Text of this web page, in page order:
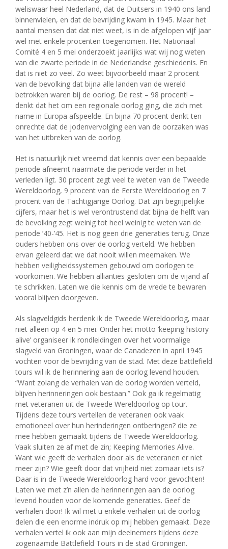
weliswaar heel Nederland, dat de Duitsers in 1940 ons land
binnenvielen, en dat de bevrijding kwam in 1945. Maar het
aantal mensen dat dat niet weet, is in de afgelopen vijf jaar
wel met enkele procenten toegenomen. Het Nationaal
Comité 4 en 5 mei onderzoekt jaarlijks wat wij nog weten
van die zwarte periode in de Nederlandse geschiedenis. En
dat is niet zo veel. Zo weet bijvoorbeeld maar 2 procent
van de bevolking dat bijna alle landen van de wereld
betrokken waren bij de oorlog. De rest – 98 procent! –
denkt dat het om een regionale oorlog ging, die zich met
name in Europa afspeelde. En bijna 70 procent denkt ten
onrechte dat de jodenvervolging een van de oorzaken was
van het uitbreken van de oorlog.
Het is natuurlijk niet vreemd dat kennis over een bepaalde
periode afneemt naarmate die periode verder in het
verleden ligt. 30 procent zegt veel te weten van de Tweede
Wereldoorlog, 9 procent van de Eerste Wereldoorlog en 7
procent van de Tachtigjarige Oorlog. Dat zijn begrijpelijke
cijfers, maar het is wel verontrustend dat bijna de helft van
de bevolking zegt weinig tot heel weinig te weten van de
periode ’40-’45. Het is nog geen drie generaties terug. Onze
ouders hebben ons over de oorlog verteld. We hebben
ervan geleerd dat we dat nooit willen meemaken. We
hebben veiligheidssystemen gebouwd om oorlogen te
voorkomen. We hebben allianties gesloten om de vijand af
te schrikken. Laten we die kennis om de vrede te bewaren
vooral blijven doorgeven.
Als slagveldgids herdenk ik de Tweede Wereldoorlog, maar
niet alleen op 4 en 5 mei. Onder het motto ‘keeping history
alive’ organiseer ik rondleidingen over het voormalige
slagveld van Groningen, waar de Canadezen in april 1945
vochten voor de bevrijding van de stad. Met deze battlefield
tours wil ik de herinnering aan de oorlog levend houden.
“Want zolang de verhalen van de oorlog worden verteld,
blijven herinneringen ook bestaan.” Ook ga ik regelmatig
met veteranen uit de Tweede Wereldoorlog op tour.
Tijdens deze tours vertellen de veteranen ook vaak
emotioneel over hun herinderingen ontberingen? die ze
mee hebben gemaakt tijdens de Tweede Wereldoorlog.
Vaak sluiten ze af met de zin; Keeping Memories Alive.
Want wie geeft de verhalen door als de veteranen er niet
meer zijn? Wie geeft door dat vrijheid niet zomaar iets is?
Daar is in de Tweede Wereldoorlog hard voor gevochten!
Laten we met z’n allen de herinneringen aan de oorlog
levend houden voor de komende generaties. Geef de
verhalen door! Ik wil met u enkele verhalen uit de oorlog
delen die een enorme indruk op mij hebben gemaakt. Deze
verhalen vertel ik ook aan mijn deelnemers tijdens deze
zogenaamde Battlefield Tours in de stad Groningen.